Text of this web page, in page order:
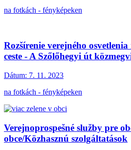
na fotkách - fényképeken
Rozšírenie verejného
ceste - A Szőlőhegyi út
Dátum: 7. 11. 2023
na fotkách - fényképeken
Verejnoprospešné služby pre
obce/Közhasznú szolgáltatások